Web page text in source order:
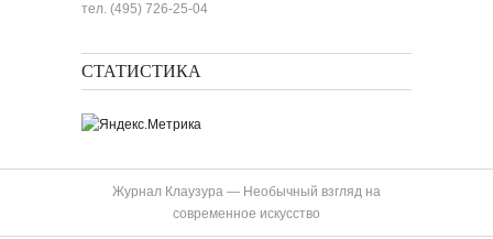
тел. (495) 726-25-04
СТАТИСТИКА
Журнал Клаузура — Необычный взгляд на
современное искусство